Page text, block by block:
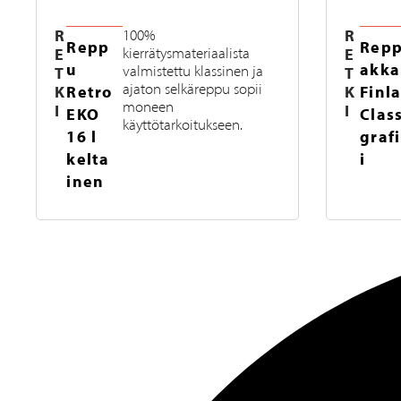
R
E
T
K
I
Repp
u
Retro
EKO
16 l
kelta
inen
100%
kierrätysmateriaalista
valmistettu klassinen ja
ajaton selkäreppu sopii
moneen
käyttötarkoitukseen.
R
E
T
K
I
i